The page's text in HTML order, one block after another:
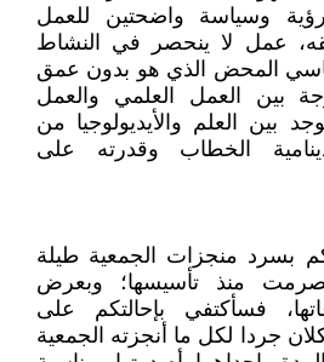
وسياسة واضحتين للعمل
عمل لا ينحصر في النشاط
المحض الذي هو بدون عمق
بين العمل العلمي والعمل
بين العلم والأيديولوجيا من
الخطاب وقدرته على
بسرد منجزات الجمعية طيلة
انصرمت منذ تأسيسها؛ وبعرض
فسأكتفي بإحالتكم على
جردا لكل ما أنجزته الجمعية